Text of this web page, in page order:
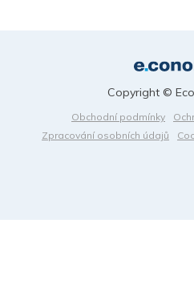
Obchodní podmínky
Zpracování osobních údajů
Copyright ©